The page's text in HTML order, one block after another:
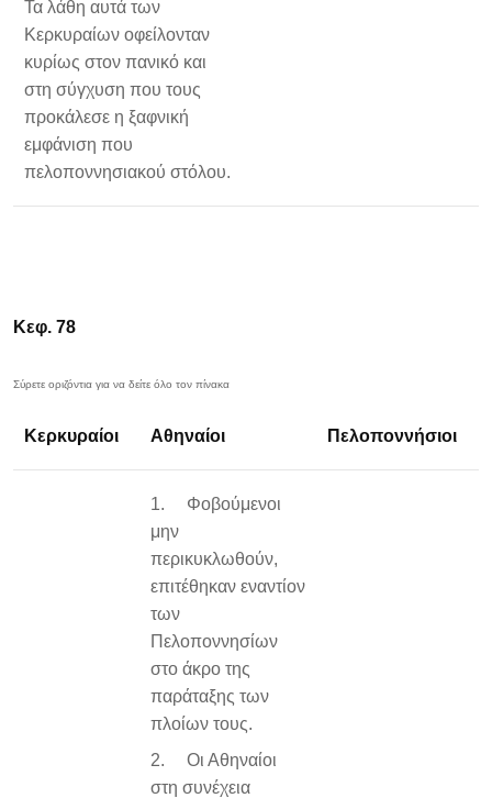
Τα λάθη αυτά των
Κερκυραίων οφείλονταν
κυρίως στον πανικό και
στη σύγχυση που τους
προκάλεσε η ξαφνική
εμφάνιση που
πελοποννησιακού στόλου.
Κεφ. 78
Κερκυραίοι Αθηναίοι Πελοποννήσιοι
1. Φοβούμενοι
μην
περικυκλωθούν,
επιτέθηκαν εναντίον
των
Πελοποννησίων
στο άκρο της
παράταξης των
πλοίων τους.
2. Οι Αθηναίοι
στη συνέχεια